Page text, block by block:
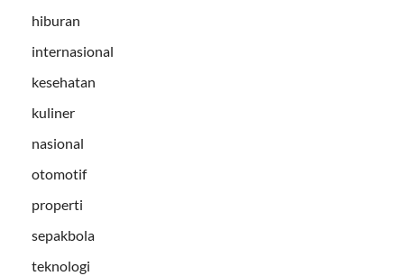
hiburan
internasional
kesehatan
kuliner
nasional
otomotif
properti
sepakbola
teknologi